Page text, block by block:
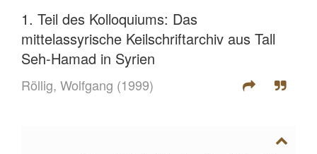
1. Teil des Kolloquiums: Das
mittelassyrische Keilschriftarchiv aus Tall
Seh-Hamad in Syrien
Röllig, Wolfgang (1999)